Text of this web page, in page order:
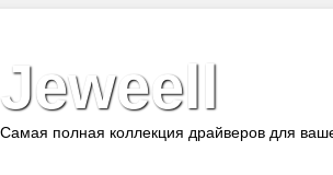
Jeweell
Самая полная коллекция драйверов для